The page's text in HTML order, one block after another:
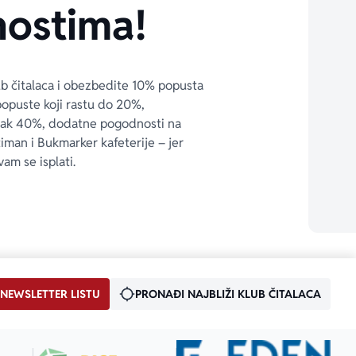
čitalaca i obezbedite 10% popusta
koji rastu do 20%,
40%, dodatne pogodnosti na
i Bukmarker kafeterije – jer
se isplati.
LISTU PRONAĐI NAJBLIŽI KLUB ČITALACA